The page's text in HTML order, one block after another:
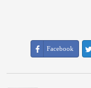
Facebook